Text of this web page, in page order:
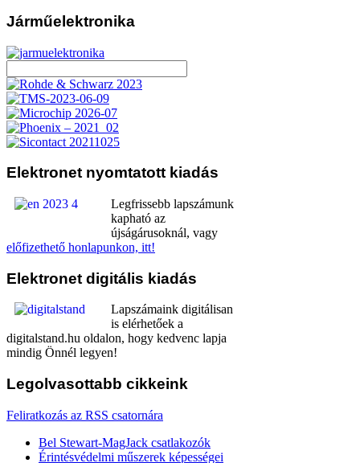
Járműelektronika
Elektronet nyomtatott kiadás
Legfrissebb lapszámunk
kapható az
újságárusoknál, vagy
előfizethető honlapunkon, itt!
Elektronet digitális kiadás
Lapszámaink digitálisan
is elérhetőek a
digitalstand.hu oldalon, hogy kedvenc lapja
mindig Önnél legyen!
Legolvasottabb cikkeink
Feliratkozás az RSS csatornára
Bel Stewart-MagJack csatlakozók
Érintésvédelmi műszerek képességei